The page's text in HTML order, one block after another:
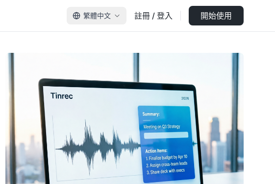
繁體中文 註冊 / 登入 開始使用